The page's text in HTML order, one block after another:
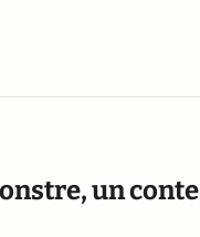
un conte